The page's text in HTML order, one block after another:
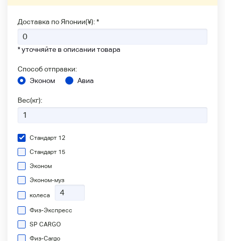
Доставка по Японии(¥): *
* уточняйте в описании товара
Способ отправки:
Эконом
Авиа
Вес(кг):
Стандарт 12
Стандарт 15
Эконом
Эконом-муз
колеса
Физ-Экспресс
SP CARGO
Физ-Сargo